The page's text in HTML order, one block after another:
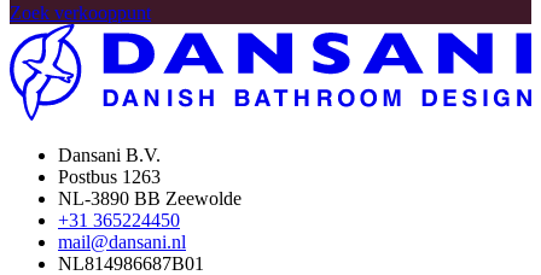
Zoek verkooppunt
Dansani B.V.
Postbus 1263
NL-3890 BB Zeewolde
+31 365224450
mail@dansani.nl
NL814986687B01